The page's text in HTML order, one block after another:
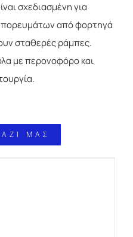
σχεδιασμένη για
από φορτηγά
σταθερές ράμπες.
με περονοφόρο και
ΜΑΣ